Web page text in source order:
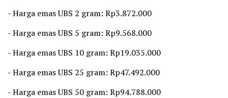
‎- Harga emas UBS 2 gram: Rp3.872.000
‎- Harga emas UBS 5 gram: Rp9.568.000
‎- Harga emas UBS 10 gram: Rp19.035.000
‎- Harga emas UBS 25 gram: Rp47.492.000
‎- Harga emas UBS 50 gram: Rp94.788.000